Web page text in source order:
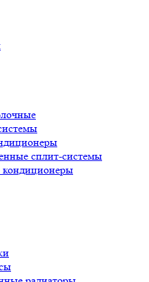
сплит-системы